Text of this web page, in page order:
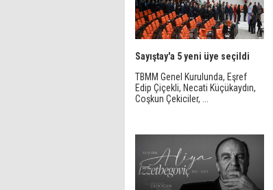
Sayıştay'a 5 yeni üye seçildi
TBMM Genel Kurulunda, Eşref
Edip Çiçekli, Necati Küçükaydın,
Coşkun Çekiciler, ...